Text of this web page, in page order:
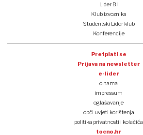
Lider BI
Klub izvoznika
Studentski Lider klub
Konferencije
Pretplati se
Prijava na newsletter
e-lider
o nama
impressum
oglašavanje
opći uvjeti korištenja
politika privatnosti i kolačića
tocno.hr